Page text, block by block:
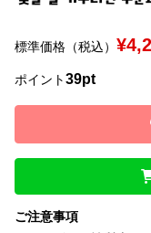
価格帯
標準価格（税込）
ポイント39pt
ご注意事項